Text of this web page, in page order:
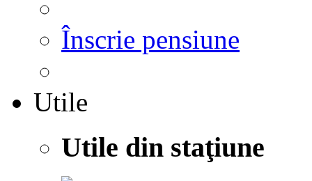
Înscrie pensiune
Utile
Utile din staţiune